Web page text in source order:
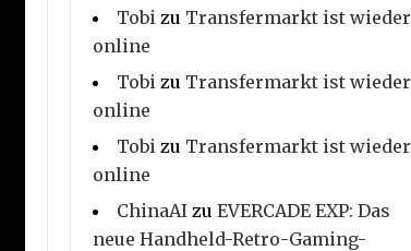
Tobi zu Transfermarkt ist wieder
online
Tobi zu Transfermarkt ist wieder
online
Tobi zu Transfermarkt ist wieder
online
ChinaAI zu EVERCADE EXP: Das
neue Handheld-Retro-Gaming-